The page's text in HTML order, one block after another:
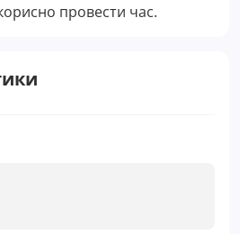
провести час.